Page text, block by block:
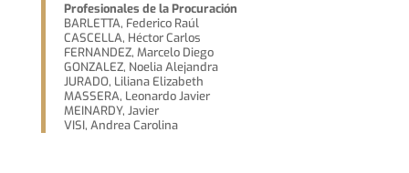
Profesionales de la Procuración
BARLETTA, Federico Raúl
CASCELLA, Héctor Carlos
FERNANDEZ, Marcelo Diego
GONZALEZ, Noelia Alejandra
JURADO, Liliana Elizabeth
MASSERA, Leonardo Javier
MEINARDY, Javier
VISI, Andrea Carolina